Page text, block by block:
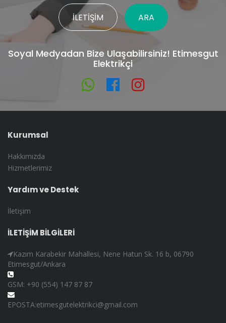
İLETIŞIM ARA
Soyal Medyadan Bize Ulaşabilirsiniz! Etimesgut
Elektrikçi
Kurumsal
Hakkımızda
Hizmetlerimiz
Yardım ve Destek
İletişim
İLETİŞİM BİLGİLERİ
Kazım Karabekir Mahallesi, Nene Hatun Sk. 16 b, 06790
Etimesgut/Ankara
GSM: +90 (554) 147 87 87
EPOSTA:etimesgutelektrikci@gmail.com